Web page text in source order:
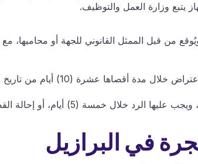
يتبع وزارة العمل والتوظيف.
من قبل الممثل القانوني للجهة أو محاميها،
في حال تم رفض الطلب، يحق لمقدم الطلب
يتم إرسال الطعن إلى الجهة التي أصدرت القرار، ويجب
في البرازيل